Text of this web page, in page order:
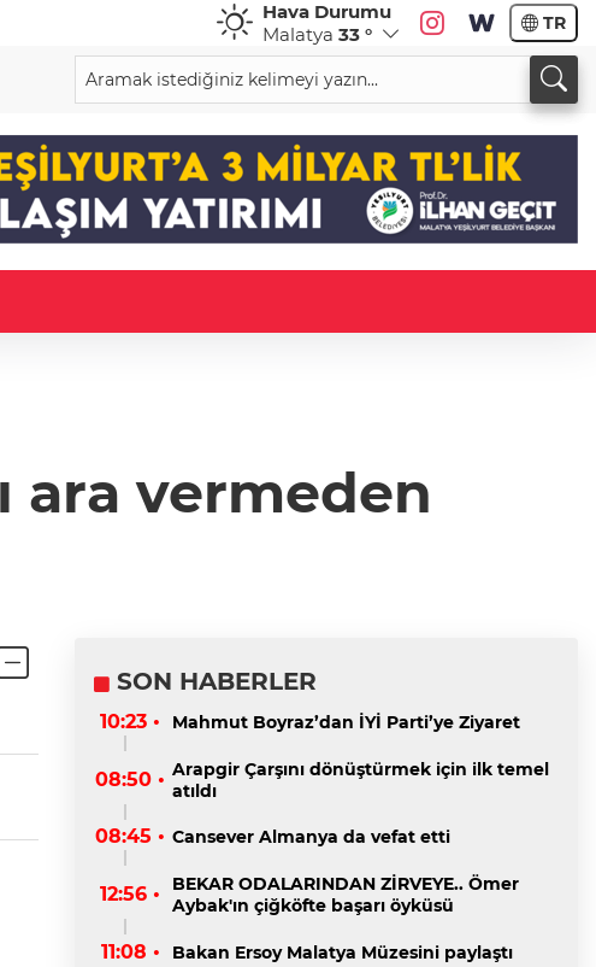
Hava Durumu
Malatya 33 ° TR
ara vermeden
SON HABERLER
10:23 • Mahmut Boyraz’dan İYİ Parti’ye Ziyaret
08:50 • Arapgir Çarşını dönüştürmek için ilk temel
atıldı
08:45 • Cansever Almanya da vefat etti
12:56 •
BEKAR ODALARINDAN ZİRVEYE.. Ömer
Aybak'ın çiğköfte başarı öyküsü
11:08 • Bakan Ersoy Malatya Müzesini paylaştı